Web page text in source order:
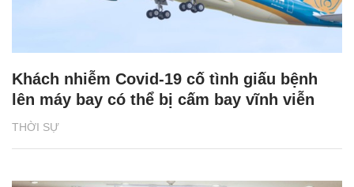
THỜI SỰ
Khách nhiễm Covid-19 cố tình giấu bệnh
lên máy bay có thể bị cấm bay vĩnh viễn